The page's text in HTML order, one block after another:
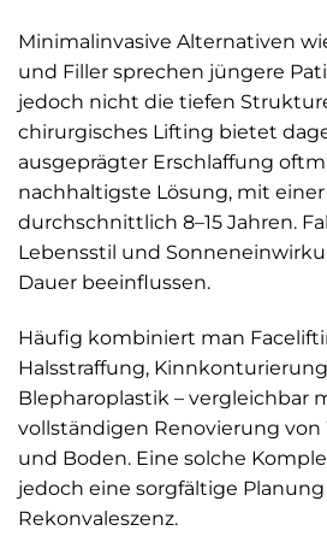
Minimalinvasive Alternativen
und Filler sprechen jüngere
jedoch nicht die tiefen
chirurgisches Lifting bietet
ausgeprägter Erschlaffung
nachhaltigste Lösung, mit
durchschnittlich 8–15 Jahren.
Lebensstil und
Dauer beeinflussen.
Häufig kombiniert man
Halsstraffung,
Blepharoplastik – vergleichbar
vollständigen Renovierung von
und Boden. Eine solche
jedoch eine sorgfältige
Rekonvaleszenz.